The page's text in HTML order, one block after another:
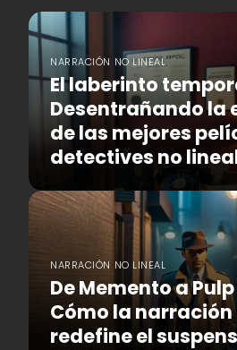
NARRACIÓN NO LINEAL
El laberinto
Desentrañando la
de las mejores
detectives no
NARRACIÓN NO LINEAL
De Memento a
Cómo la narración
redefine el